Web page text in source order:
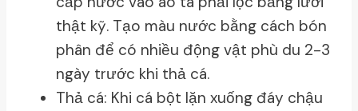
thật kỹ. Tạo màu nước bằng cách bón
phân để có nhiều động vật phù du 2-3
ngày trước khi thả cá.
Thả cá: Khi cá bột lặn xuống đáy chậu